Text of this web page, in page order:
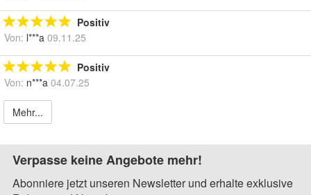
Positiv
Von: l***a 09.11.25
Positiv
Von: n***a 04.07.25
Mehr...
Verpasse keine Angebote mehr!
Abonniere jetzt unseren Newsletter und erhalte exklusive